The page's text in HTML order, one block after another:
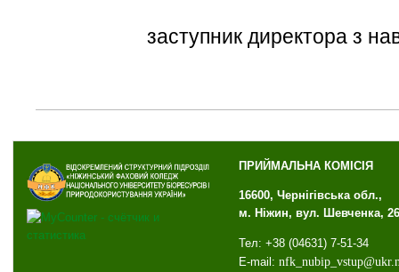
заступник директора з
ПРИЙМАЛЬНА КОМІСІЯ
16600, Чернігівська обл.,
м. Ніжин, вул. Шевченка, 26
Тел: +38 (04631) 7-51-34
E-mail: nfk_ nubip_ vstup@ukr.